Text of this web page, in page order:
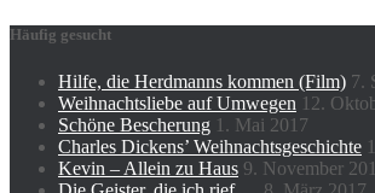
Häufig gesucht
Hilfe, die Herdmanns kommen (Film) 7.
Weihnachtsliebe auf Umwegen 12.
Schöne Bescherung 1. Mai 2017
Charles Dickens’ Weihnachtsgeschichte
Kevin – Allein zu Haus 9. November